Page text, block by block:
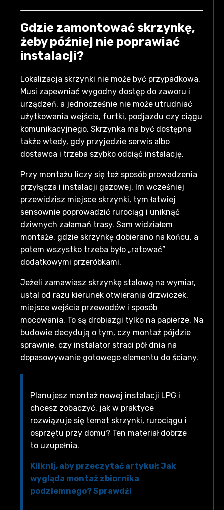
Gdzie zamontować skrzynkę,
żeby później nie poprawiać
instalacji?
Lokalizacja skrzynki nie może być przypadkowa.
Musi zapewniać wygodny dostęp do zaworu i
urządzeń, a jednocześnie nie może utrudniać
użytkowania wejścia, furtki, podjazdu czy ciągu
komunikacyjnego. Skrzynka ma być dostępna
także wtedy, gdy przyjedzie serwis albo
dostawca i trzeba szybko odciąć instalację.
Przy montażu liczy się też sposób prowadzenia
przyłącza i instalacji gazowej. Im wcześniej
przewidzisz miejsce skrzynki, tym łatwiej
sensownie poprowadzić rurociąg i uniknąć
dziwnych załamań trasy. Sam widziałem
montaże, gdzie skrzynkę dobierano na końcu, a
potem wszystko trzeba było „ratować”
dodatkowymi przeróbkami.
Jeżeli zamawiasz skrzynkę stalową na wymiar,
ustal od razu kierunek otwierania drzwiczek,
miejsce wejścia przewodów i sposób
mocowania. To są drobiazgi tylko na papierze. Na
budowie decydują o tym, czy montaż pójdzie
sprawnie, czy instalator straci pół dnia na
dopasowywanie gotowego elementu do ściany.
Planujesz montaż nowej instalacji LPG i
chcesz zobaczyć, jak w praktyce
rozwiązuje się temat skrzynki, rurociągu i
osprzętu przy domu? Ten materiał dobrze
to uzupełnia.
Kliknij, aby przeczytać artykuł: Jak
wygląda montaż zbiornika
podziemnego? Sprawdź!